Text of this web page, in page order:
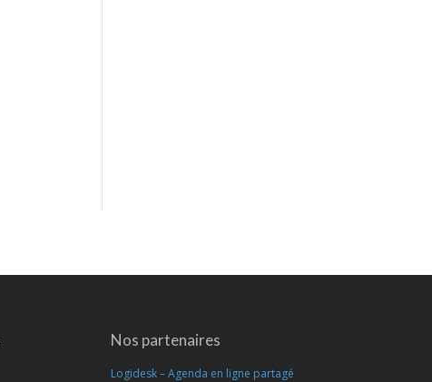
Nos partenaires
Logidesk – Agenda en ligne partagé